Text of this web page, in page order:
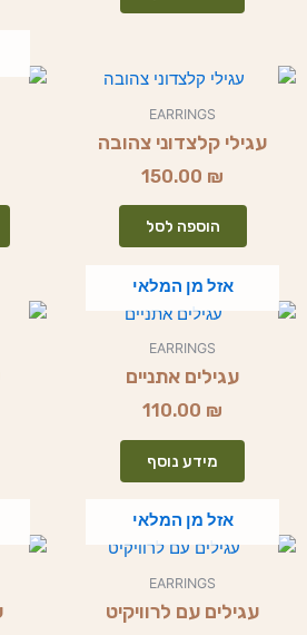
EARRINGS
עגילי קלצדוני צהובה
150.00 ₪
הוספה לסל
אזל מן המלאי
EARRINGS
עגילים אתניים
110.00 ₪
מידע נוסף
אזל מן המלאי
EARRINGS
עגילים עם לרוויקיט